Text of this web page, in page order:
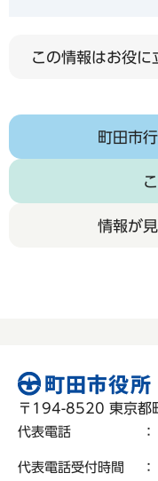
この情報はお役に
町田市
情報が
〒194-8520 東京都
代表電話 ：
代表電話受付時間